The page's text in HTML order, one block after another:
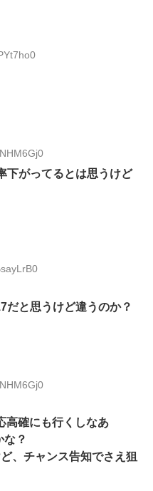
下がってるとは思うけど
だと思うけど違うのか？
高確にも行くしなあ
？
、チャンス告知でさえ狙